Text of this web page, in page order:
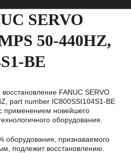
SERVO
50-440HZ,
BE
FANUC SERVO
part number IC800SSI104S1-BE
применением новейшего
оборудования.
оборудования, признаваемого
подлежит восстановлению.